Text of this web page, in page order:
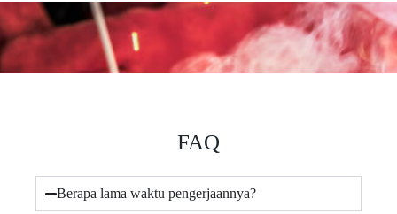
FAQ
Berapa lama waktu pengerjaannya?